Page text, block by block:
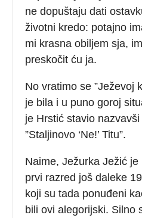
ne dopuštaju dati
životni kredo: potajno
mi krasna obiljem sja,
preskočit ću ja.
No vratimo se ”Ježevoj
je bila i u puno goroj
je Hrstić stavio
”Staljinovo ‘Ne!’ Titu”.
Naime, Ježurka Ježić
prvi razred još daleke
koji su tada ponuđeni
bili ovi alegorijski. Silno